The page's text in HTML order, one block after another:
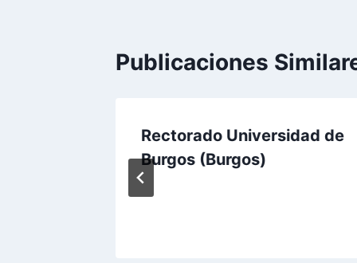
Publicaciones
Rectorado Universidad de
Burgos (Burgos)